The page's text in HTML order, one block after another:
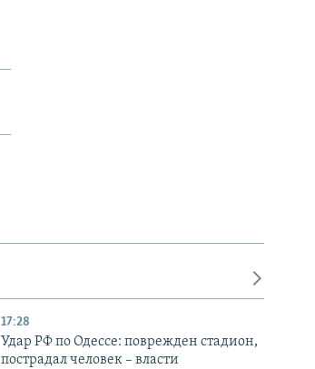
17:28
Удар РФ по Одессе: поврежден стадион,
пострадал человек – власти